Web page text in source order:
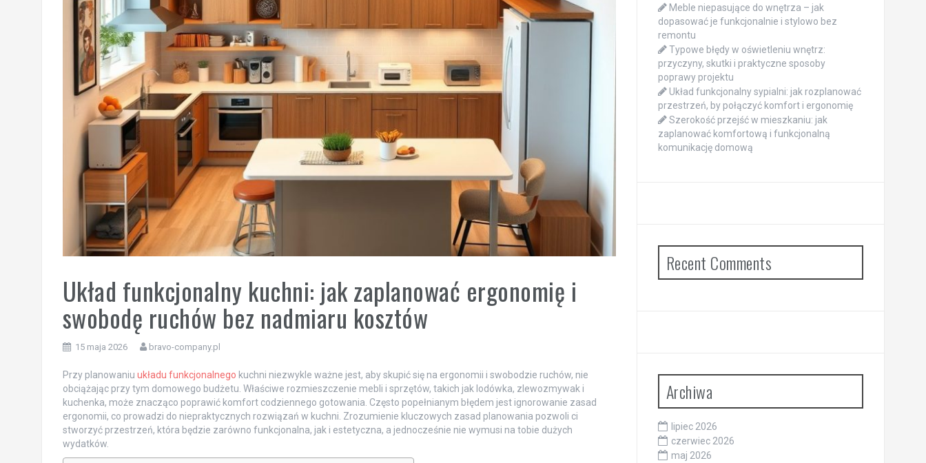
Układ funkcjonalny kuchni: jak zaplanować ergonomię i
swobodę ruchów bez nadmiaru kosztów
15 maja 2026 bravo-company.pl
Przy planowaniu układu funkcjonalnego kuchni niezwykle ważne jest, aby skupić się na ergonomii i swobodzie ruchów, nie
obciążając przy tym domowego budżetu. Właściwe rozmieszczenie mebli i sprzętów, takich jak lodówka, zlewozmywak i
kuchenka, może znacząco poprawić komfort codziennego gotowania. Często popełnianym błędem jest ignorowanie zasad
ergonomii, co prowadzi do niepraktycznych rozwiązań w kuchni. Zrozumienie kluczowych zasad planowania pozwoli ci
stworzyć przestrzeń, która będzie zarówno funkcjonalna, jak i estetyczna, a jednocześnie nie wymusi na tobie dużych
wydatków.
Meble niepasujące do wnętrza – jak
dopasować je funkcjonalnie i stylowo bez
remontu
Typowe błędy w oświetleniu wnętrz:
przyczyny, skutki i praktyczne sposoby
poprawy projektu
Układ funkcjonalny sypialni: jak rozplanować
przestrzeń, by połączyć komfort i ergonomię
Szerokość przejść w mieszkaniu: jak
zaplanować komfortową i funkcjonalną
komunikację domową
Recent Comments
Archiwa
lipiec 2026
czerwiec 2026
maj 2026